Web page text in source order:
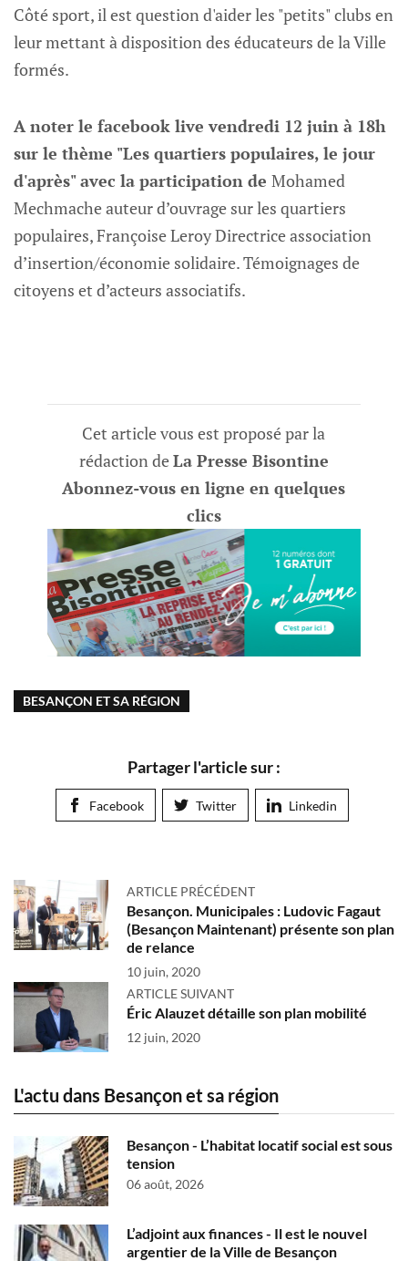
Côté sport, il est question d'aider les "petits" clubs en
leur mettant à disposition des éducateurs de la Ville
formés.
A noter le facebook live vendredi 12 juin à 18h
sur le thème "Les quartiers populaires, le jour
d'après" avec la participation de Mohamed
Mechmache auteur d’ouvrage sur les quartiers
populaires, Françoise Leroy Directrice association
d’insertion/économie solidaire. Témoignages de
citoyens et d’acteurs associatifs‌.
Cet article vous est proposé par la
rédaction deLa Presse Bisontine
Abonnez-vous en ligne en quelques
clics
BESANÇON ET SA RÉGION
Partager l'article sur :
Facebook Twitter Linkedin
ARTICLE PRÉCÉDENT
Besançon. Municipales : Ludovic Fagaut
(Besançon Maintenant) présente son plan
de relance
10 juin, 2020
ARTICLE SUIVANT
Éric Alauzet détaille son plan mobilité
12 juin, 2020
L'actu dans Besançon et sa région
Besançon - L’habitat locatif social est sous
tension
06 août, 2026
L’adjoint aux finances - Il est le nouvel
argentier de la Ville de Besançon